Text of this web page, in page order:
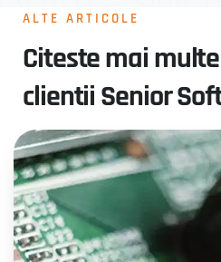
ALTE ARTICOLE
Citeste mai
clientii Senior